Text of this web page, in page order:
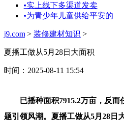
•实上线下多渠道发卖
•为青少年儿童供给平安的
j9.com > 装修建材知识 >
夏播工做从5月28日大面积
时间：2025-08-11 15:54
已播种面积7915.2万亩，反而
题引领风潮。夏播工做从5月28日